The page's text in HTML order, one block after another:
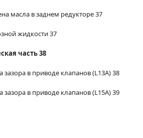
масла в заднем редукторе 37
жидкости 37
часть 38
в приводе клапанов (L13A) 38
в приводе клапанов (L15A) 39